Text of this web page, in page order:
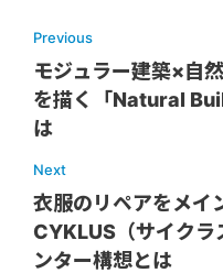
Previous
モジュラー建築×自
を描く「Natural
は
Next
衣服のリペアをメイ
CYKLUS（サイクラ
ンター構想とは